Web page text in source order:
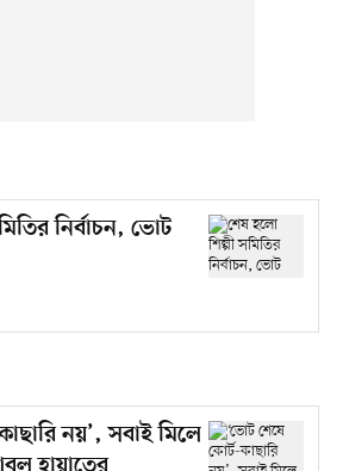
নির্বাচন, ভোট
নয়’, সবাই মিলে